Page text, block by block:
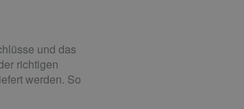
und das
richtigen
werden. So